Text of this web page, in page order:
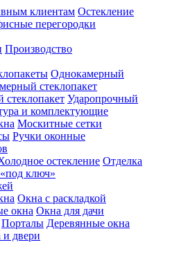
клиентам Остекление
перегородки
Производство
Однокамерный
стеклопакет
Ударопрочный
и комплектующие
Москитные сетки
Ручки оконные
остекление Отделка
ключ»
Окна с раскладкой
окна Окна для дачи
Порталы Деревянные окна
двери